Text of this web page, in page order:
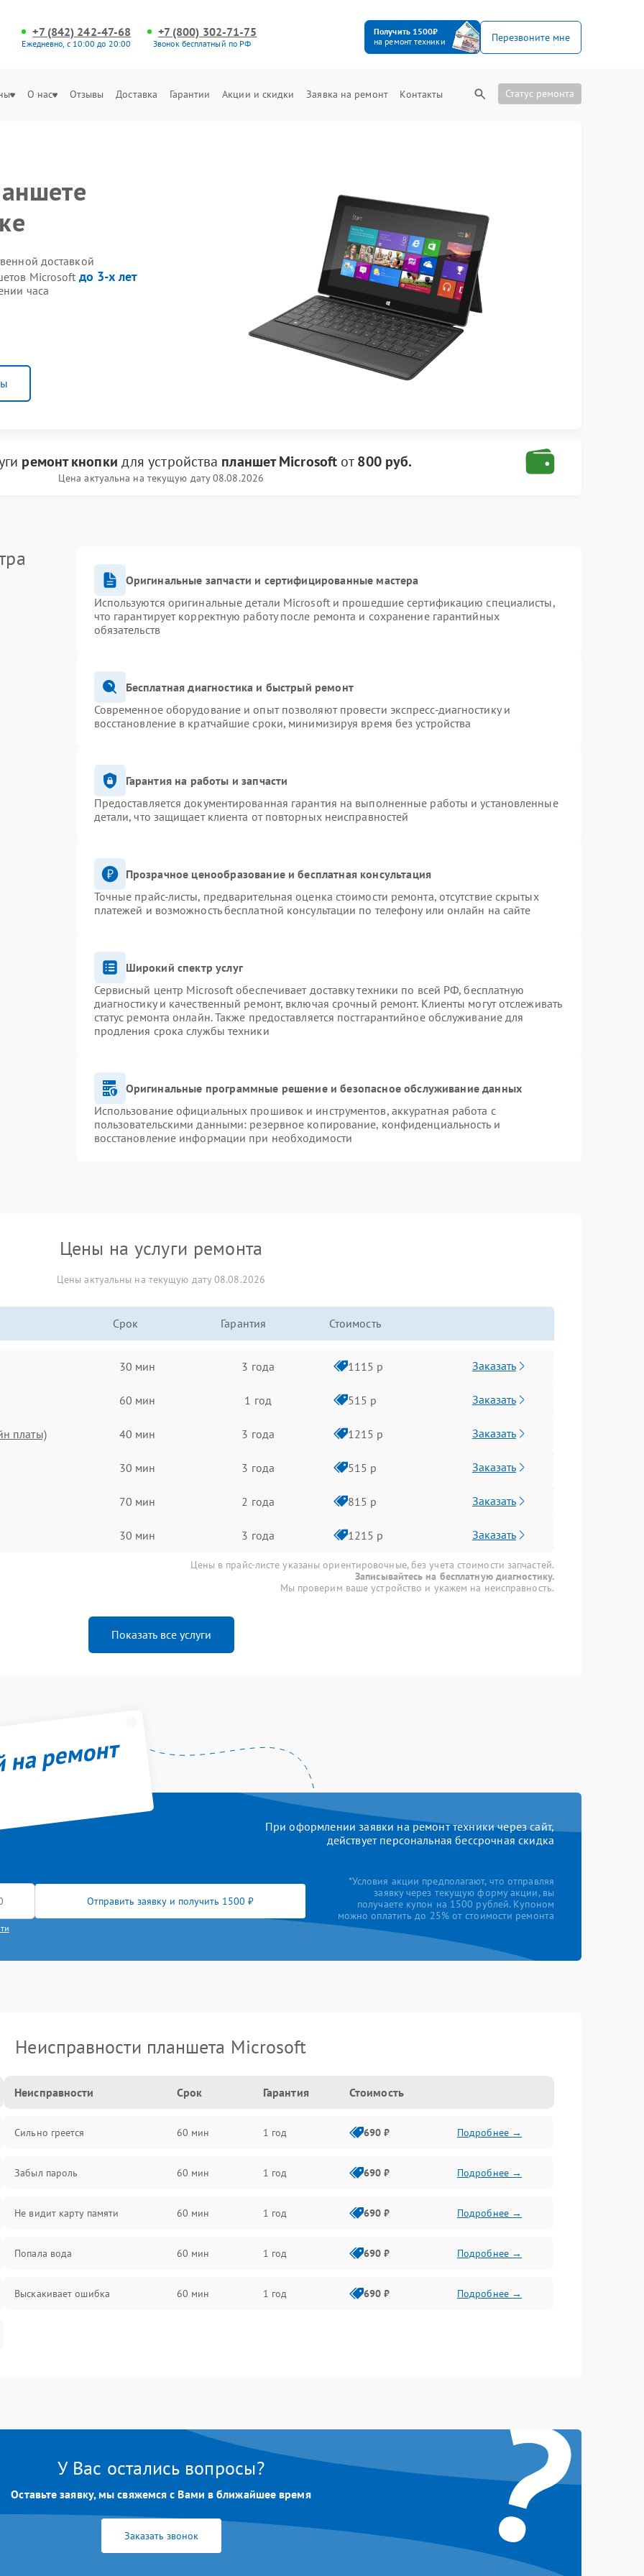
+7 (842) 242-47-68
Ежедневно, с 10:00 до 20:00
+7 (800) 302-71-75
Звонок бесплатный по РФ
Получить 1500₽
на ремонт техники
Перезвоните мне
О нас Отзывы Доставка Гарантии Акции и скидки Заявка на ремонт Контакты Статус ремонта
доставкой
Microsoft до 3-х лет
часа
ремонт кнопки для устройства планшет Microsoft от800 руб.
Цена актуальна на текущую дату 08.08.2026
Оригинальные запчасти и сертифицированные мастера
Используются оригинальные детали Microsoft и прошедшие сертификацию специалисты,
что гарантирует корректную работу после ремонта и сохранение гарантийных
обязательств
Бесплатная диагностика и быстрый ремонт
Современное оборудование и опыт позволяют провести экспресс-диагностику и
восстановление в кратчайшие сроки, минимизируя время без устройства
Гарантия на работы и запчасти
Предоставляется документированная гарантия на выполненные работы и установленные
детали, что защищает клиента от повторных неисправностей
Прозрачное ценообразование и бесплатная консультация
Точные прайс-листы, предварительная оценка стоимости ремонта, отсутствие скрытых
платежей и возможность бесплатной консультации по телефону или онлайн на сайте
Широкий спектр услуг
Сервисный центр Microsoft обеспечивает доставку техники по всей РФ, бесплатную
диагностику и качественный ремонт, включая срочный ремонт. Клиенты могут отслеживать
статус ремонта онлайн. Также предоставляется постгарантийное обслуживание для
продления срока службы техники
Оригинальные программные решение и безопасное обслуживание данных
Использование официальных прошивок и инструментов, аккуратная работа с
пользовательскими данными: резервное копирование, конфиденциальность и
восстановление информации при необходимости
Цены на услуги ремонта
Цены актуальны на текущую дату 08.08.2026
Срок Гарантия Стоимость
30 мин 3 года 1115 р Заказать
60 мин 1 год 515 р Заказать
платы) 40 мин 3 года 1215 р Заказать
30 мин 3 года 515 р Заказать
70 мин 2 года 815 р Заказать
30 мин 3 года 1215 р Заказать
Цены в прайс-листе указаны ориентировочные, без учета стоимости запчастей.
Записывайтесь на бесплатную диагностику.
Мы проверим ваше устройство и укажем на неисправность.
Показать все услуги
ремонт
При оформлении заявки на ремонт техники через сайт,
действует персональная бессрочная скидка
Отправить заявку и получить 1500 ₽
*Условия акции предполагают, что отправляя
заявку через текущую форму акции, вы
получаете купон на 1500 рублей. Купоном
можно оплатить до 25% от стоимости ремонта
Неисправности планшета Microsoft
Неисправности Срок Гарантия Стоимость
Сильно греется 60 мин 1 год 690 ₽ Подробнее →
Забыл пароль 60 мин 1 год 690 ₽ Подробнее →
Не видит карту памяти 60 мин 1 год 690 ₽ Подробнее →
Попала вода 60 мин 1 год 690 ₽ Подробнее →
Выскакивает ошибка 60 мин 1 год 690 ₽ Подробнее →
?
У Вас остались вопросы?
Оставьте заявку, мы свяжемся с Вами в ближайшее время
Заказать звонок